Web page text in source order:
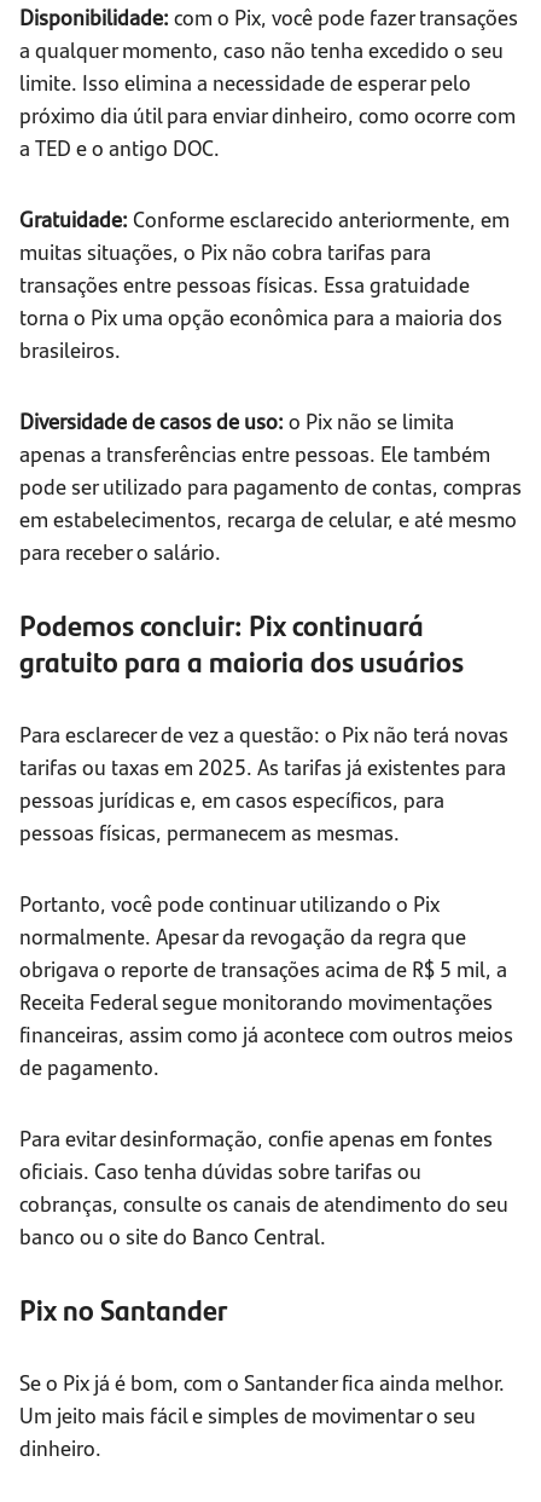
Disponibilidade: com o Pix, você pode fazer transações
a qualquer momento, caso não tenha excedido o seu
limite. Isso elimina a necessidade de esperar pelo
próximo dia útil para enviar dinheiro, como ocorre com
a TED e o antigo DOC.
Gratuidade: Conforme esclarecido anteriormente, em
muitas situações, o Pix não cobra tarifas para
transações entre pessoas físicas. Essa gratuidade
torna o Pix uma opção econômica para a maioria dos
brasileiros.
Diversidade de casos de uso: o Pix não se limita
apenas a transferências entre pessoas. Ele também
pode ser utilizado para pagamento de contas, compras
em estabelecimentos, recarga de celular, e até mesmo
para receber o salário.
Podemos concluir: Pix continuará
gratuito para a maioria dos usuários
Para esclarecer de vez a questão: o Pix não terá novas
tarifas ou taxas em 2025. As tarifas já existentes para
pessoas jurídicas e, em casos específicos, para
pessoas físicas, permanecem as mesmas.
Portanto, você pode continuar utilizando o Pix
normalmente. Apesar da revogação da regra que
obrigava o reporte de transações acima de R$ 5 mil, a
Receita Federal segue monitorando movimentações
financeiras, assim como já acontece com outros meios
de pagamento.
Para evitar desinformação, confie apenas em fontes
oficiais. Caso tenha dúvidas sobre tarifas ou
cobranças, consulte os canais de atendimento do seu
banco ou o site do Banco Central.
Pix no Santander
Se o Pix já é bom, com o Santander fica ainda melhor.
Um jeito mais fácil e simples de movimentar o seu
dinheiro.